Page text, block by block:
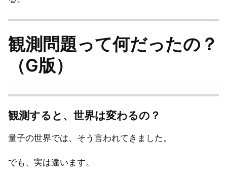
観測問題って何だったの？
（G版）
観測すると、世界は変わるの？
量子の世界では、そう言われてきました。
でも、実は違います。